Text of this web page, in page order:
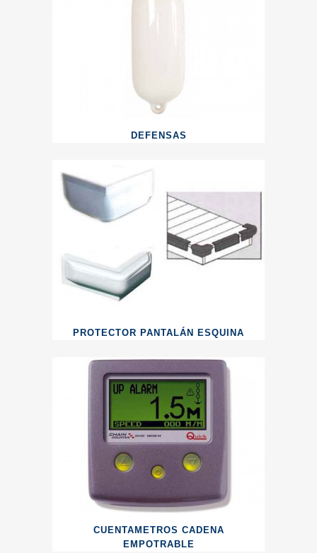
DEFENSAS
PROTECTOR PANTALÁN ESQUINA
CUENTAMETROS CADENA
EMPOTRABLE